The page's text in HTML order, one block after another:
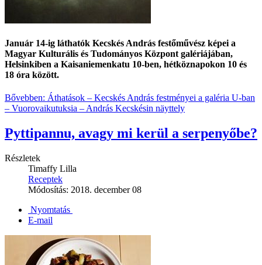
Január 14-ig láthatók Kecskés András festőművész képei a
Magyar Kulturális és Tudományos Központ galériájában,
Helsinkiben a Kaisaniemenkatu 10-ben, hétköznapokon 10 és
18 óra között.
Bővebben: Áthatások – Kecskés András festményei a galéria U-ban
– Vuorovaikutuksia – András Kecskésin näyttely
Pyttipannu, avagy mi kerül a serpenyőbe?
Részletek
Timaffy Lilla
Receptek
Módosítás: 2018. december 08
Nyomtatás
E-mail